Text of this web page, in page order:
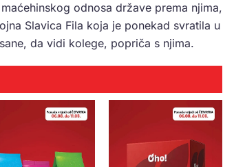
odnosa države prema njima,
Slavica Fila koja je ponekad svratila u
da vidi kolege, popriča s njima.